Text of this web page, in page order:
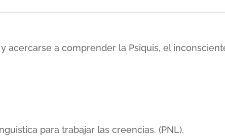
acercarse a comprender la Psiquis, el
para trabajar las creencias. (PNL).